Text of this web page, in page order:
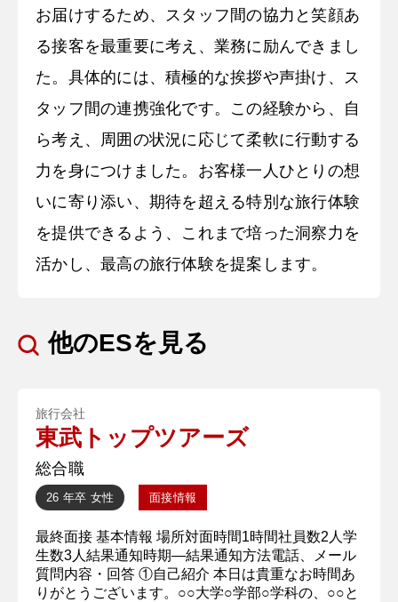
お届けするため、スタッフ間の協力と笑顔あ
る接客を最重要に考え、業務に励んできまし
た。具体的には、積極的な挨拶や声掛け、ス
タッフ間の連携強化です。この経験から、自
ら考え、周囲の状況に応じて柔軟に行動する
力を身につけました。お客様一人ひとりの想
いに寄り添い、期待を超える特別な旅行体験
を提供できるよう、これまで培った洞察力を
活かし、最高の旅行体験を提案します。
他のESを見る
旅行会社
東武トップツアーズ
総合職
26 年卒 女性 面接情報
最終面接 基本情報 場所対面時間1時間社員数2人学
生数3人結果通知時期―結果通知方法電話、メール
質問内容・回答 ①自己紹介 本日は貴重なお時間あ
りがとうございます。○○大学○学部○学科の、○○と